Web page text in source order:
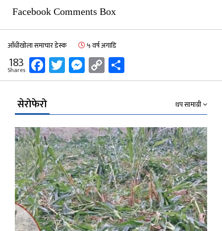
Facebook Comments Box
आँधीखोला समाचार डेस्क ५ वर्ष अगाडि
183
Shares Facebook
Twitter
Messenger
Copy
Link
सेरोफेरो थप सामाग्री